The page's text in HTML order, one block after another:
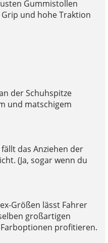
Gummistollen
und hohe Traktion
der Schuhspitze
und matschigem
das Anziehen der
(Ja, sogar wenn du
Größen lässt Fahrer
großartigen
profitieren.